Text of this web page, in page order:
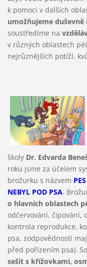
k pomoci v dalších
umožňujeme
soustředíme na
v různých oblastech
nejrůznějších potíží,
školy Dr. Edvarda
roku jsme za účelem
brožurku s názvem
NEBYL POD PSA.
o hlavních oblastech
odčervování, čipování,
kontrola reprodukce,
psa, zodpovědnosti
před pořízením psa).
sešit s křížovkami,